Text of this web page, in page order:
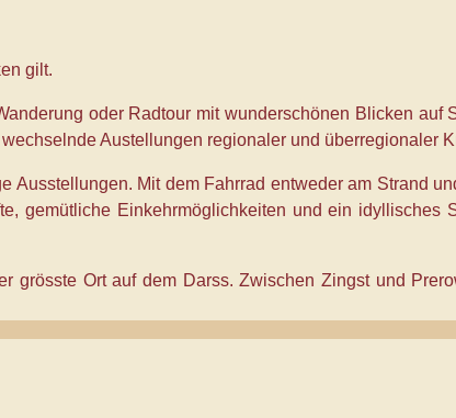
gilt.
oder Radtour mit wunderschönen Blicken auf
Austellungen regionaler und überregionaler
Ausstellungen. Mit dem Fahrrad entweder am Strand
gemütliche Einkehrmöglichkeiten und ein idyllisches
grösste Ort auf dem Darss. Zwischen Zingst und